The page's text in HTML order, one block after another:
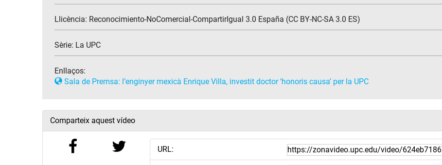
Llicència: Reconocimiento-NoComercial-CompartirIgual 3.0 España (CC BY-NC-SA 3.0 ES)
Sèrie: La UPC
Enllaços:
Sala de Premsa: l’enginyer mexicà Enrique Villa, investit doctor ‘honoris causa’ per la UPC
Comparteix aquest vídeo
URL: